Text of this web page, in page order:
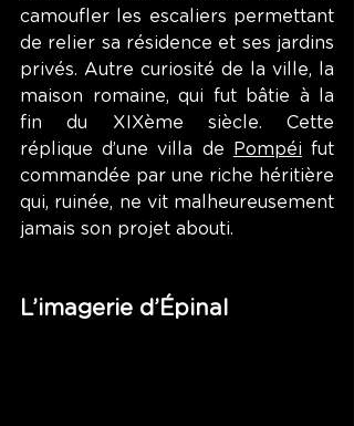
camoufler les escaliers permettant
de relier sa résidence et ses jardins
privés. Autre curiosité de la ville, la
maison romaine, qui fut bâtie à la
fin du XIXème siècle. Cette
réplique d’une villa de
Pompéi fut
commandée par une riche héritière
qui, ruinée, ne vit malheureusement
jamais son projet abouti.
L’imagerie d’Épinal